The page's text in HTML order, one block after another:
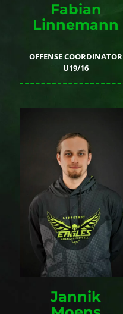
Fabian
Linnemann
OFFENSE COORDINATOR
U19/16
Jannik